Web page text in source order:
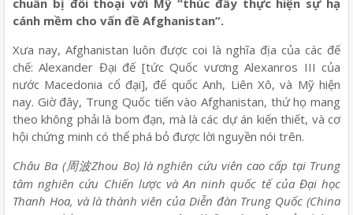
chuẩn bị đối thoại với Mỹ “thúc đẩy thực hiện sự hạ
cánh mềm cho vấn đề Afghanistan”.
Xưa nay, Afghanistan luôn được coi là nghĩa địa của các đế
chế: Alexander Đại đế [tức Quốc vương Alexanros III của
nước Macedonia cổ đại], đế quốc Anh, Liên Xô, và Mỹ hiện
nay. Giờ đây, Trung Quốc tiến vào Afghanistan, thứ họ mang
theo không phải là bom đạn, mà là các dự án kiến thiết, và cơ
hội chứng minh có thể phá bỏ được lời nguyền nói trên.
Châu Ba (周波Zhou Bo) là nghiên cứu viên cao cấp tại Trung
tâm nghiên cứu Chiến lược và An ninh quốc tế của Đại học
Thanh Hoa, và là thành viên của Diễn đàn Trung Quốc (China